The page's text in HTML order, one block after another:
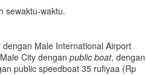
sewaktu-waktu.
Male International Airport
City dengan public boat, dengan
public speedboat 35 rufiyaa (Rp